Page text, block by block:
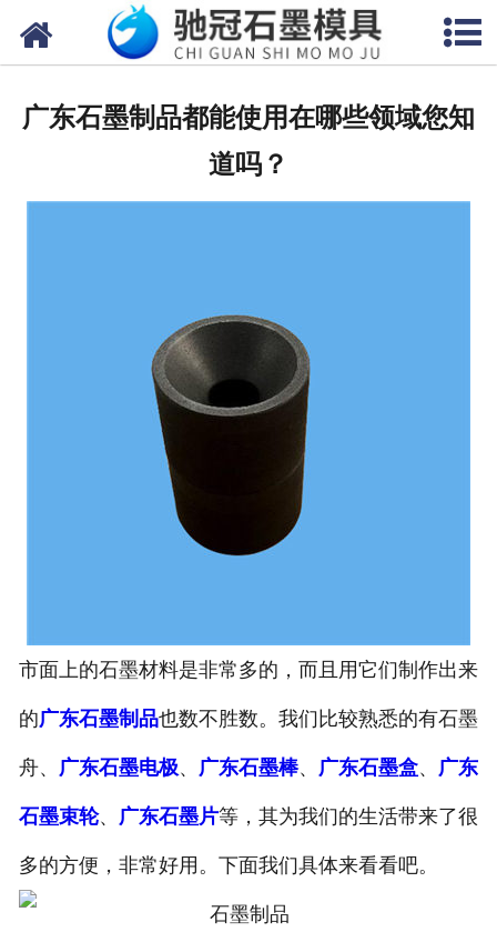
网站首页
新闻中心
广东石墨制品都能使用在哪些领域您知
道吗？
市面上的石墨材料是非常多的，而且用它们制作出来
的广东石墨制品也数不胜数。我们比较熟悉的有石墨
舟、 广东石墨电极、 广东石墨棒、 广东石墨盒、 广东
石墨束轮、 广东石墨片等，其为我们的生活带来了很
多的方便，非常好用。下面我们具体来看看吧。